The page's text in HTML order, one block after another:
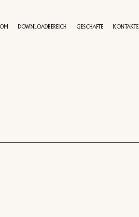
DOWNLOADBEREICH GESCHÄFTE KONTAKTE